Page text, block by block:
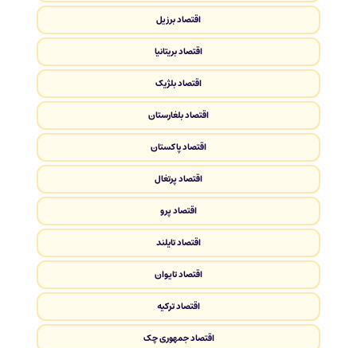
اقتصاد برزیل
اقتصاد بریتانیا
اقتصاد بلژیک
اقتصاد بلغارستان
اقتصاد پاکستان
اقتصاد پرتغال
اقتصاد پرو
اقتصاد تایلند
اقتصاد تایوان
اقتصاد ترکیه
اقتصاد جمهوری چک